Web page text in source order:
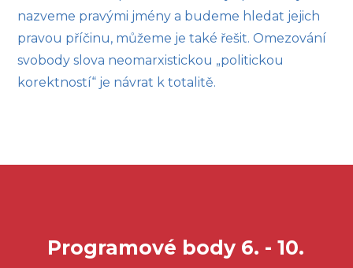
nazveme pravými jmény a budeme hledat jejich
pravou příčinu, můžeme je také řešit. Omezování
svobody slova neomarxistickou „politickou
korektností“ je návrat k totalitě.
Programové body 6. - 10.